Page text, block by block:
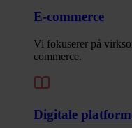
E-commerce
Vi fokuserer på
commerce.
Digitale